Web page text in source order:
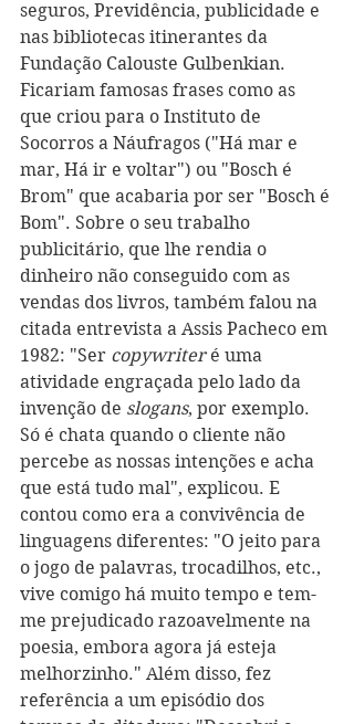
seguros, Previdência, publicidade e
nas bibliotecas itinerantes da
Fundação Calouste Gulbenkian.
Ficariam famosas frases como as
que criou para o Instituto de
Socorros a Náufragos ("Há mar e
mar, Há ir e voltar") ou "Bosch é
Brom" que acabaria por ser "Bosch é
Bom". Sobre o seu trabalho
publicitário, que lhe rendia o
dinheiro não conseguido com as
vendas dos livros, também falou na
citada entrevista a Assis Pacheco em
1982: "Ser copywriter é uma
atividade engraçada pelo lado da
invenção de slogans, por exemplo.
Só é chata quando o cliente não
percebe as nossas intenções e acha
que está tudo mal", explicou. E
contou como era a convivência de
linguagens diferentes: "O jeito para
o jogo de palavras, trocadilhos, etc.,
vive comigo há muito tempo e tem-
me prejudicado razoavelmente na
poesia, embora agora já esteja
melhorzinho." Além disso, fez
referência a um episódio dos